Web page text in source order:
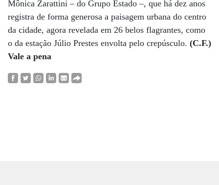
Mônica Zarattini – do Grupo Estado –, que há dez anos
registra de forma generosa a paisagem urbana do centro
da cidade, agora revelada em 26 belos flagrantes, como
o da estação Júlio Prestes envolta pelo crepúsculo. (C.F.)
Vale a pena